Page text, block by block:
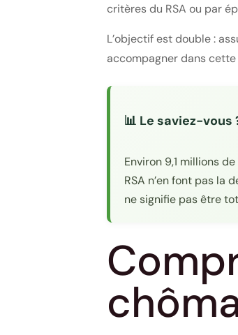
critères du RSA ou par
L’objectif est double :
accompagner dans
📊 Le saviez-vous
Environ 9,1 millions
RSA n’en font pas la
ne signifie pas être